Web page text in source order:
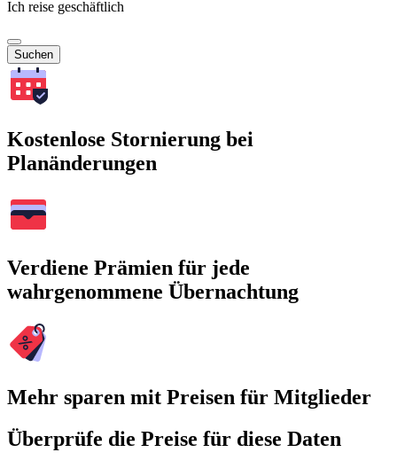
Ich reise geschäftlich
Suchen
Kostenlose Stornierung bei
Planänderungen
Verdiene Prämien für jede
wahrgenommene Übernachtung
Mehr sparen mit Preisen für Mitglieder
Überprüfe die Preise für diese Daten